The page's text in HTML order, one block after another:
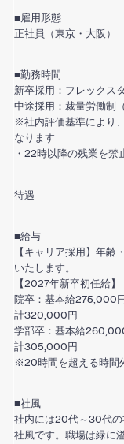
■雇用形態
正社員（東京・大阪）
■勤務時間
新卒採用：フレックス
中途採用：裁量労働制
※社内評価基準により
なります
・22時以降の残業を禁
待遇
■給与
【キャリア採用】年
いたします。
【2027年新卒初任給】
院卒：基本給275,000
計320,000円
学部卒：基本給
計305,000円
※20時間を超える時間
■社風
社内には20代～30代の
社風です。職場は緑に